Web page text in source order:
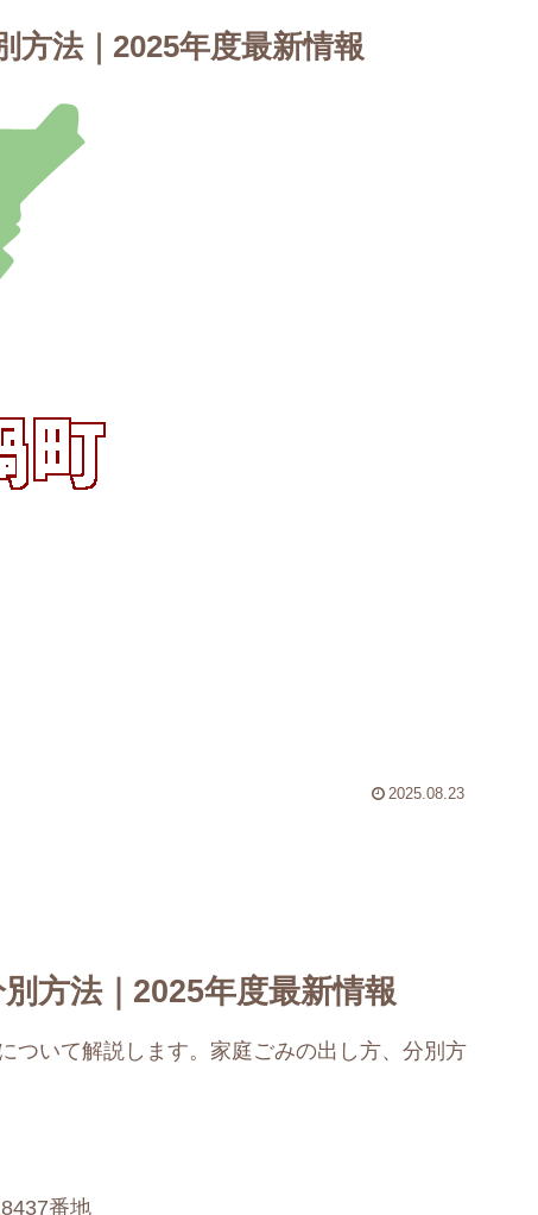
方法｜2025年度最新情報
2025.08.23
方法｜2025年度最新情報
ついて解説します。家庭ごみの出し方、分別方
番地